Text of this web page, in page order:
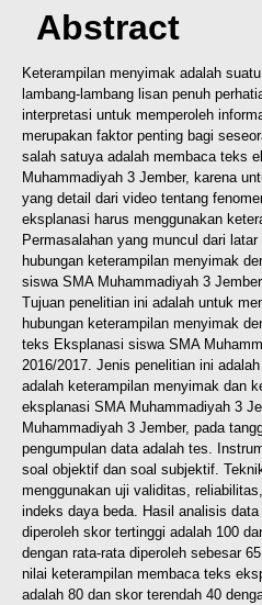
Abstract
Keterampilan menyimak adalah
lambang-lambang lisan penuh
interpretasi untuk memperoleh
merupakan faktor penting bagi
salah satuya adalah membaca teks
Muhammadiyah 3 Jember, karena
yang detail dari video tentang
eksplanasi harus menggunakan
Permasalahan yang muncul dari
hubungan keterampilan menyimak
siswa SMA Muhammadiyah 3
Tujuan penelitian ini adalah untuk
hubungan keterampilan menyimak
teks Eksplanasi siswa SMA
2016/2017. Jenis penelitian ini
adalah keterampilan menyimak dan
eksplanasi SMA Muhammadiyah 3
Muhammadiyah 3 Jember, pada
pengumpulan data adalah tes.
soal objektif dan soal subjektif.
menggunakan uji validitas,
indeks daya beda. Hasil analisis
diperoleh skor tertinggi adalah 100
dengan rata-rata diperoleh sebesar
nilai keterampilan membaca teks
adalah 80 dan skor terendah 40